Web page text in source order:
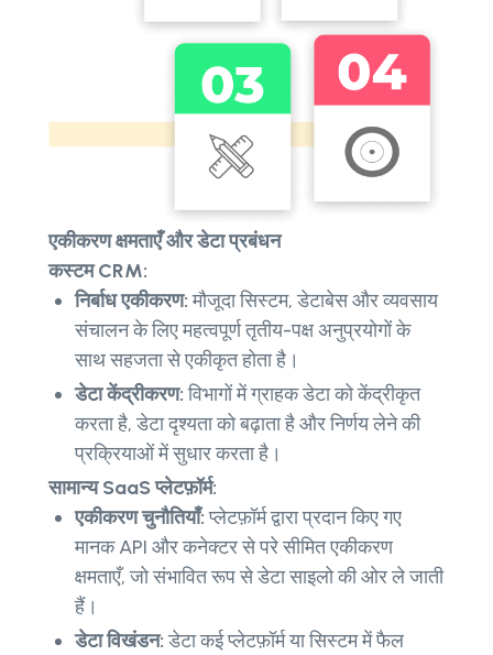
एकीकरण क्षमताएँ और डेटा प्रबंधन
कस्टम CRM:
निर्बाध एकीकरण:मौजूदा सिस्टम, डेटाबेस और व्यवसाय
संचालन के लिए महत्वपूर्ण तृतीय-पक्ष अनुप्रयोगों के
साथ सहजता से एकीकृत होता है।
डेटा केंद्रीकरण:विभागों में ग्राहक डेटा को केंद्रीकृत
करता है, डेटा दृश्यता को बढ़ाता है और निर्णय लेने की
प्रक्रियाओं में सुधार करता है।
सामान्य SaaS प्लेटफ़ॉर्म:
एकीकरण चुनौतियाँ:प्लेटफ़ॉर्म द्वारा प्रदान किए गए
मानक API और कनेक्टर से परे सीमित एकीकरण
क्षमताएँ, जो संभावित रूप से डेटा साइलो की ओर ले जाती
हैं।
डेटा विखंडन:डेटा कई प्लेटफ़ॉर्म या सिस्टम में फैल